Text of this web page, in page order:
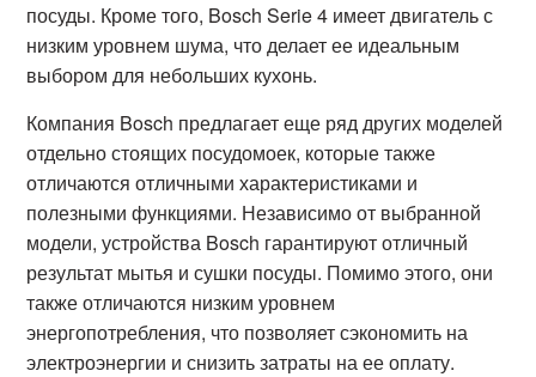
посуды. Кроме того, Bosch Serie 4 имеет двигатель с
низким уровнем шума, что делает ее идеальным
выбором для небольших кухонь.
Компания Bosch предлагает еще ряд других моделей
отдельно стоящих посудомоек, которые также
отличаются отличными характеристиками и
полезными функциями. Независимо от выбранной
модели, устройства Bosch гарантируют отличный
результат мытья и сушки посуды. Помимо этого, они
также отличаются низким уровнем
энергопотребления, что позволяет сэкономить на
электроэнергии и снизить затраты на ее оплату.